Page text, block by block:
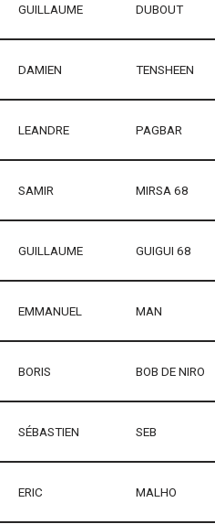
GUILLAUME DUBOUT
DAMIEN TENSHEEN
LEANDRE PAGBAR
SAMIR MIRSA 68
GUILLAUME GUIGUI 68
EMMANUEL MAN
BORIS BOB DE NIRO
SÉBASTIEN SEB
ERIC MALHO